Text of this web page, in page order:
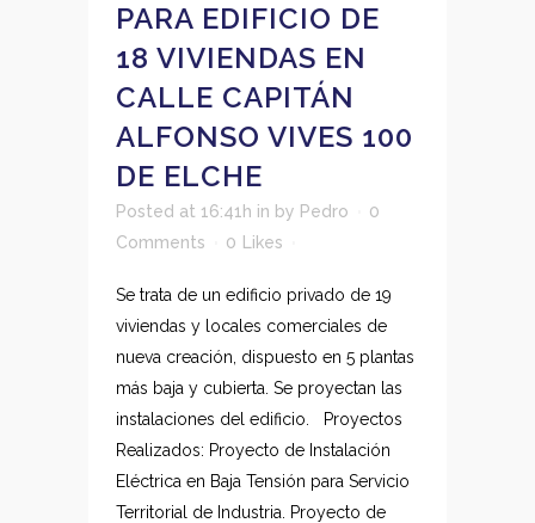
PARA EDIFICIO DE
18 VIVIENDAS EN
CALLE CAPITÁN
ALFONSO VIVES 100
DE ELCHE
Posted at 16:41h in by Pedro
0
Comments
0 Likes
Se trata de un edificio privado de 19
viviendas y locales comerciales de
nueva creación, dispuesto en 5 plantas
más baja y cubierta. Se proyectan las
instalaciones del edificio. Proyectos
Realizados: Proyecto de Instalación
Eléctrica en Baja Tensión para Servicio
Territorial de Industria. Proyecto de